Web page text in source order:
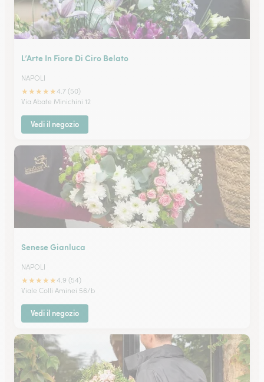
L’Arte In Fiore Di Ciro Belato
NAPOLI
★★★★★4.7 (50)
Via Abate Minichini 12
Vedi il negozio
Senese Gianluca
NAPOLI
★★★★★4.9 (54)
Viale Colli Aminei 56/b
Vedi il negozio